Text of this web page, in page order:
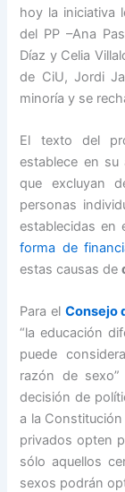
hoy la iniciativa
del PP –Ana
Díaz y Celia
de CiU, Jordi
minoría y se
El texto del
establece en su
que excluyan
personas
establecidas en
forma de
estas causas de
Para el Consejo
“la educación
puede
razón de
decisión de
a la
privados opten
sólo aquellos
sexos podrán